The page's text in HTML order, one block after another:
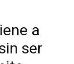
a
ser